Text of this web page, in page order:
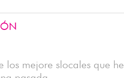
los mejore slocales que